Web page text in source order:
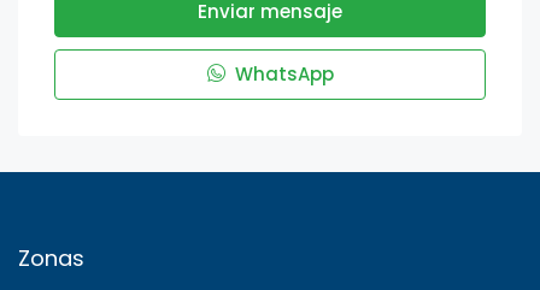
Enviar mensaje
WhatsApp
Zonas